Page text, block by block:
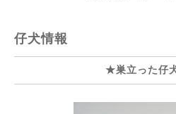
仔犬情報
★巣立った仔